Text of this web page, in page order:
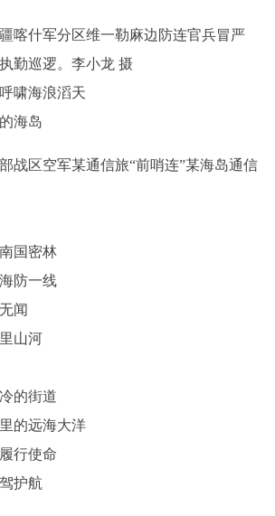
喀什军分区维一勒麻边防连官兵冒严
勤巡逻。李小龙 摄
啸海浪滔天
海岛
战区空军某通信旅“前哨连”某海岛通信
国密林
防一线
闻
山河
的街道
的远海大洋
行使命
护航